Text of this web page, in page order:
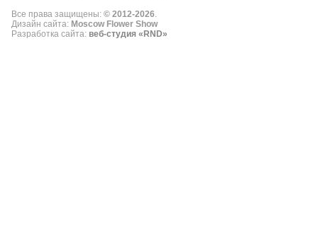
Все права защищены: © 2012-2026.
Дизайн сайта: Moscow Flower Show
Разработка сайта: веб-студия «RND»